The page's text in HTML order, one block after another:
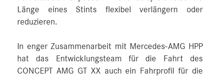
Länge eines Stints flexibel verlängern oder
reduzieren.
In enger Zusammenarbeit mit Mercedes‑AMG HPP
hat das Entwicklungsteam für die Fahrt des
CONCEPT AMG GT XX auch ein Fahrprofil für die